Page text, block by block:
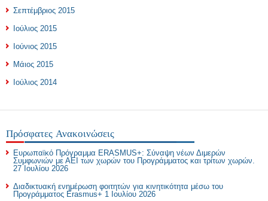
Σεπτέμβριος 2015
Ιούλιος 2015
Ιούνιος 2015
Μάιος 2015
Ιούλιος 2014
Πρόσφατες Ανακοινώσεις
Ευρωπαϊκό Πρόγραμμα ERASMUS+: Σύναψη νέων Διμερών
Συμφωνιών με ΑΕΙ των χωρών του Προγράμματος και τρίτων χωρών.
27 Ιουλίου 2026
Διαδικτυακή ενημέρωση φοιτητών για κινητικότητα μέσω του
Προγράμματος Erasmus+ 1 Ιουλίου 2026